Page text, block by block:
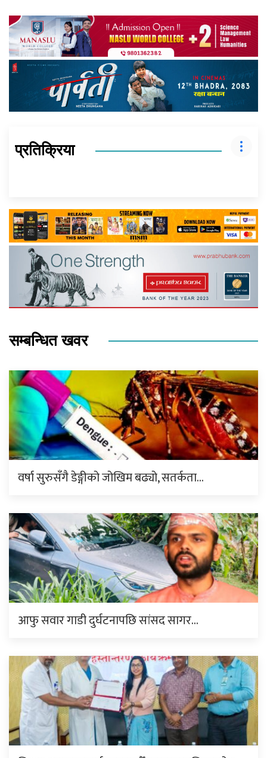
प्रतिक्रिया
सम्बन्धित खवर
वर्षा सुरुसँगै डेङ्गीको जोखिम बढ्यो, सतर्कता…
आफु सवार गाडी दुर्घटनापछि सांसद सागर…